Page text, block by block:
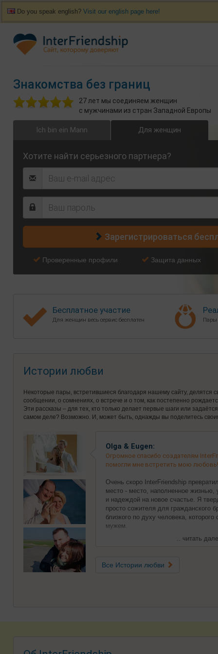
Do you speak english? Visit our english page here!
Знакомства без границ
27 лет мы соединяем женщин
с мужчинами из стран Западной Европы
Ich bin ein Mann Для женщин
Хотите найти серьезного партнера?
Зарегистрироваться
Проверенные профили Защита данных
Бесплатное участие
Для женщин весь сервис бесплатен Пары
Истории любви
Некоторые пары, встретившиеся благодаря нашему сайту, делятся
сообщении, о сомнениях, о встрече и о том, как постепенно
Эти рассказы – для тех, кто только делает первые шаги или
самом деле? Возможно. И, может быть, однажды вы поделитесь
Olga & Eugen:
Огромное спасибо создателям
помогли мне встретить мою любовь!
Очень скоро InterFriendship
место - место, наполненное жизнью,
и надеждой на новое счастье. Я
просто сожителя для гражданского
близкого по духу человека,
мужем.
.. читать
Все Истории любви